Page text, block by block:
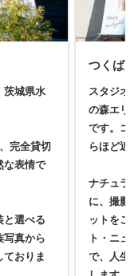
茨城県水
完全貸切
な表情で
と選べる
写真から
ておりま
つくば店
スタジオ
の森エリ
です。コ
らほど近
ナチュラ
に、撮影
ットをご
ト・ニュ
で、人生